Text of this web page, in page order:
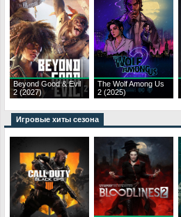
Beyond Good & Evil
2 (2027)
The Wolf Among Us
2 (2025)
Игровые хиты сезона